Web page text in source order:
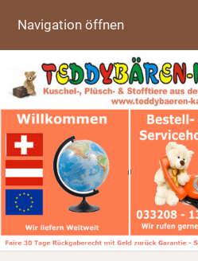
Navigation öffnen